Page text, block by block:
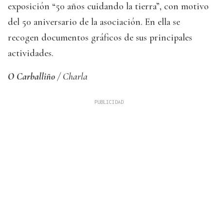
exposición “50 años cuidando la tierra”, con motivo
del 50 aniversario de la asociación. En ella se
recogen documentos gráficos de sus principales
actividades.
O Carballiño / Charla